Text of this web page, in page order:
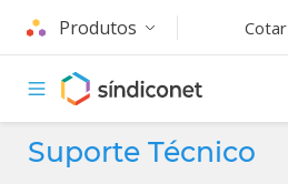
Produtos Cotar
Suporte Técnico